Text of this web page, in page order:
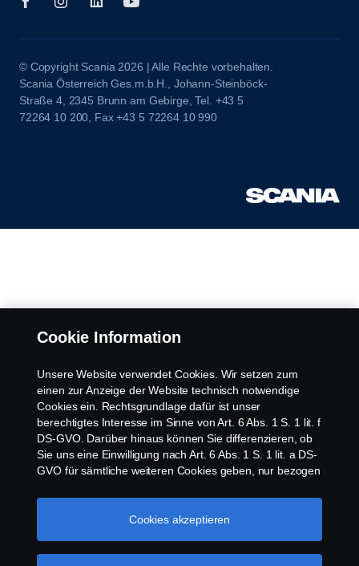
© Copyright Scania 2026 | Alle Rechte vorbehalten.
Scania Österreich Ges.m.b.H., Johann-Steinböck-
Straße 4, 2345 Brunn am Gebirge, Tel. +43 5
72264 10 200, Fax +43 5 72264 10 990
Cookie Information
Unsere Website verwendet Cookies. Wir setzen zum
einen zur Anzeige der Website technisch notwendige
Cookies ein. Rechtsgrundlage dafür ist unser
berechtigtes Interesse im Sinne von Art. 6 Abs. 1 S. 1 lit. f
DS-GVO. Darüber hinaus können Sie differenzieren, ob
Sie uns eine Einwilligung nach Art. 6 Abs. 1 S. 1 lit. a DS-
GVO für sämtliche weiteren Cookies geben, nur bezogen
Diese Einwilligung ist freiwillig und kann jederzeit mit
Zukunftswirkung widerrufen werden. Unsere Anbieter
Cookies akzeptieren